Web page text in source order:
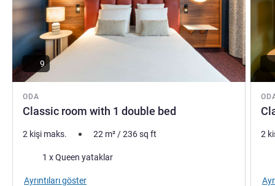
ODA
Classic room with 1 double bed
9
2 kişi maks. 22 m²/236sq ft
1 x Queen yataklar
Ayrıntıları göster
2